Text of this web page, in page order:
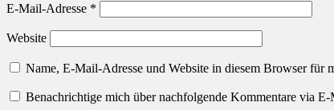
E-Mail-Adresse *
Website
Name, E-Mail-Adresse und Website in diesem Browser für
Benachrichtige mich über nachfolgende Kommentare via E-